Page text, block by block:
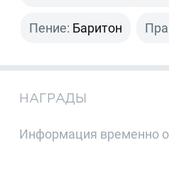
Пение: Баритон
НАГРАДЫ
Информация временно